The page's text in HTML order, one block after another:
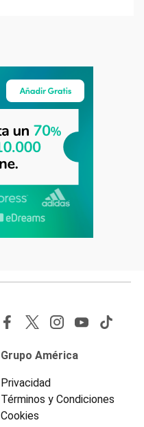
Grupo América
Privacidad
Términos y Condiciones
Cookies